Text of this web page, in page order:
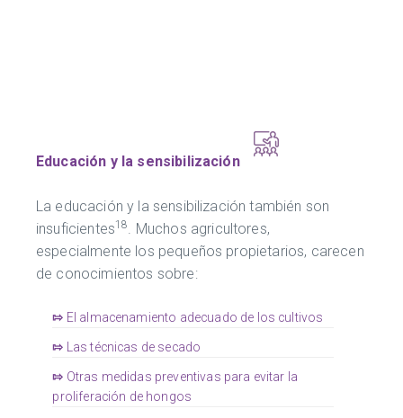
Educación y la sensibilización
La educación y la sensibilización también son
insuficientes18. Muchos agricultores,
especialmente los pequeños propietarios, carecen
de conocimientos sobre:
⇰ El almacenamiento adecuado de los cultivos
⇰ Las técnicas de secado
⇰ Otras medidas preventivas para evitar la
proliferación de hongos